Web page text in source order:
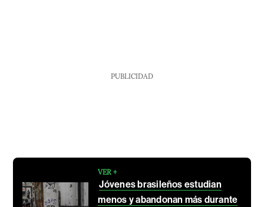
PUBLICIDAD
VER +
Jóvenes brasileños estudian
menos y abandonan más durante